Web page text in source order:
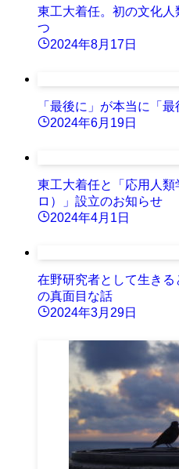
東工大着任。初の文化
つ
2024年8月17日
「最後に」が本当に「
2024年6月19日
東工大着任と「応用人
ロ）」設立のお知らせ
2024年4月1日
在野研究者として生き
の真面目な話
2024年3月29日